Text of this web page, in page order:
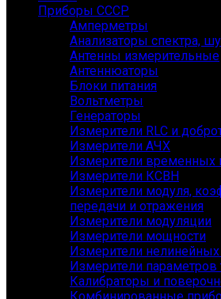
Приборы СССР
Амперметры
Анализаторы спектра,
Антенны измерительные
Антеннюаторы
Блоки питания
Вольтметры
Генераторы
Измерители RLC и
Измерители АЧХ
Измерители временных
Измерители КСВН
Измерители модуля,
передачи и отражения
Измерители модуляции
Измерители мощности
Измерители
Измерители параметров
Калибраторы и